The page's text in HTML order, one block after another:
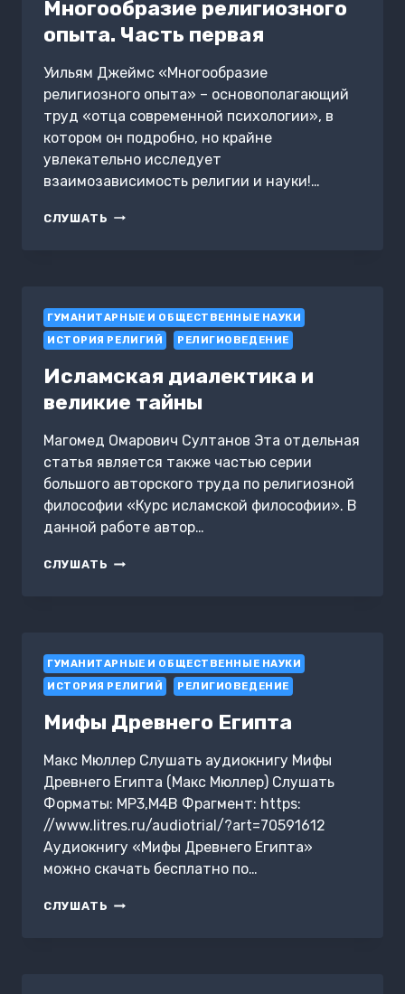
Многообразие религиозного
опыта. Часть первая
Уильям Джеймс «Многообразие
религиозного опыта» – основополагающий
труд «отца современной психологии», в
котором он подробно, но крайне
увлекательно исследует
взаимозависимость религии и науки!…
СЛУШАТЬ МНОГООБРАЗИЕ
ГУМАНИТАРНЫЕ И ОБЩЕСТВЕННЫЕ НАУКИ
ИСТОРИЯ РЕЛИГИЙ
РЕЛИГИОВЕДЕНИЕ
Исламская диалектика и
великие тайны
Магомед Омарович Султанов Эта отдельная
статья является также частью серии
большого авторского труда по религиозной
философии «Курс исламской философии». В
данной работе автор…
СЛУШАТЬ ИСЛАМСКАЯ
ГУМАНИТАРНЫЕ И ОБЩЕСТВЕННЫЕ НАУКИ
ИСТОРИЯ РЕЛИГИЙ
РЕЛИГИОВЕДЕНИЕ
Мифы Древнего Египта
Макс Мюллер Слушать аудиокнигу Мифы
Древнего Египта (Макс Мюллер) Слушать
Форматы: MP3,M4B Фрагмент: https:
//www.litres.ru/audiotrial/?art=70591612
Аудиокнигу «Мифы Древнего Египта»
можно скачать бесплатно по…
СЛУШАТЬ МИФЫ